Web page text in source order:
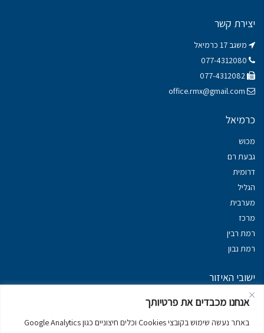
אנחנו מכבדים את פרטיותך
באתר נעשה שימוש בקובצי Cookies וכלים חיצוניים כגון Google Analytics
יצירת קשר
משגב 17 כרמיאל
office.rmx@gmail.com
כרמיאל
מכוש
גבעת רם
דרומית
הגליל
מערבית
מרכז
רמת רבין
רמת נבון
ישובי האיזור
נכסים במשגב
מרום הגליל